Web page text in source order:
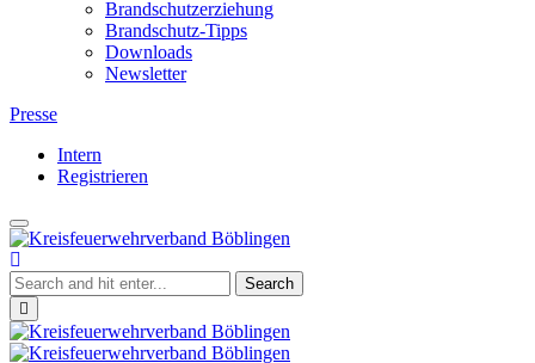
Brandschutzerziehung
Brandschutz-Tipps
Downloads
Newsletter
Presse
Intern
Registrieren
Toggle
navigation